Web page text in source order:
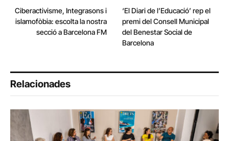
Ciberactivisme, Integrasons i
islamofòbia: escolta la nostra
secció a Barcelona FM
‘El Diari de l’Educació’ rep el
premi del Consell Municipal
del Benestar Social de
Barcelona
Relacionades